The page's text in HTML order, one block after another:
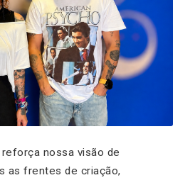
nossa visão de
as frentes de criação,